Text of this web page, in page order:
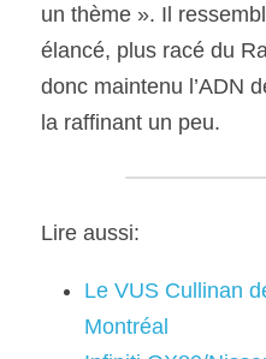
un thème ». Il
élancé, plus racé du
donc maintenu l’ADN
la raffinant un peu.
Lire aussi:
Le VUS Cullinan
Montréal